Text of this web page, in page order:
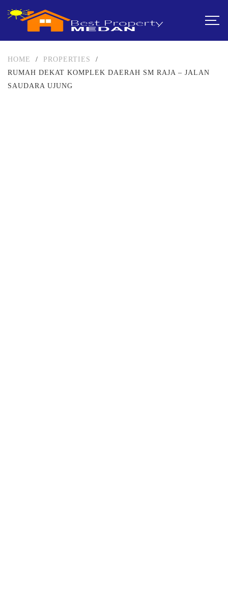
HOME / PROPERTIES
/
RUMAH DEKAT KOMPLEK DAERAH SM RAJA – JALAN
SAUDARA UJUNG